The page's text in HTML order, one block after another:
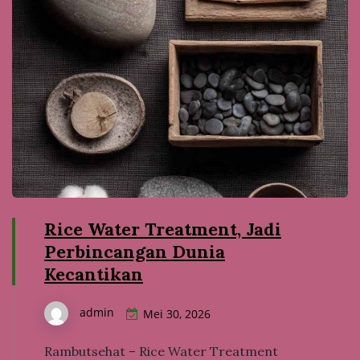
Rice Water Treatment, Jadi
Perbincangan Dunia
Kecantikan
admin Mei 30, 2026
Rambutsehat – Rice Water Treatment